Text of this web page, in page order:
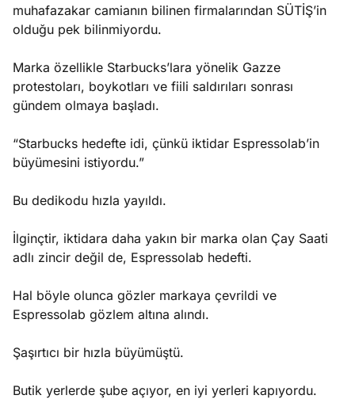
muhafazakar camianın bilinen firmalarından SÜTİŞ’in
olduğu pek bilinmiyordu.
Marka özellikle Starbucks’lara yönelik Gazze
protestoları, boykotları ve fiili saldırıları sonrası
gündem olmaya başladı.
“Starbucks hedefte idi, çünkü iktidar Espressolab’in
büyümesini istiyordu.”
Bu dedikodu hızla yayıldı.
İlginçtir, iktidara daha yakın bir marka olan Çay Saati
adlı zincir değil de, Espressolab hedefti.
Hal böyle olunca gözler markaya çevrildi ve
Espressolab gözlem altına alındı.
Şaşırtıcı bir hızla büyümüştü.
Butik yerlerde şube açıyor, en iyi yerleri kapıyordu.